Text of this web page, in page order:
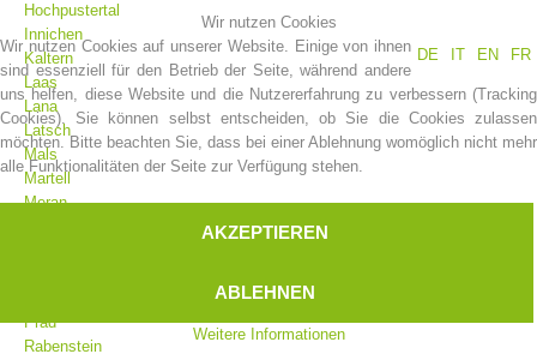
Vereinsgeschichte
Hochpustertal
Innichen
Kaltern
Laas
Lana
Latsch
Mals
Martell
Meran
Prad
Rabenstein
Wir nutzen Cookies
DE
IT EN FR
Wir nutzen Cookies auf unserer Website. Einige von ihnen
sind essenziell für den Betrieb der Seite, während andere
uns helfen, diese Website und die Nutzererfahrung zu verbessern (Tracking
Cookies). Sie können selbst entscheiden, ob Sie die Cookies zulassen
möchten. Bitte beachten Sie, dass bei einer Ablehnung womöglich nicht mehr
alle Funktionalitäten der Seite zur Verfügung stehen.
AKZEPTIEREN
ABLEHNEN
Weitere Informationen